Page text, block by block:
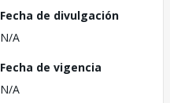
Fecha de divulgación
N/A
Fecha de vigencia
N/A